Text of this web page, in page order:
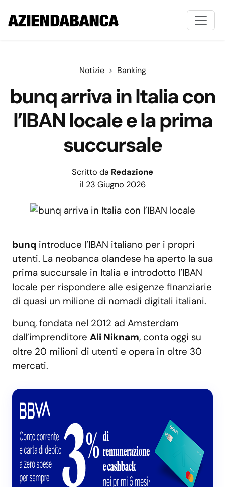
Notizie Banking
bunq arriva in Italia con
l’IBAN locale e la prima
succursale
Scritto da Redazione
il 23 Giugno 2026
bunq introduce l’IBAN italiano per i propri
utenti. La neobanca olandese ha aperto la sua
prima succursale in Italia e introdotto l’IBAN
locale per rispondere alle esigenze finanziarie
di quasi un milione di nomadi digitali italiani.
bunq, fondata nel 2012 ad Amsterdam
dall’imprenditore Ali Niknam, conta oggi su
oltre 20 milioni di utenti e opera in oltre 30
mercati.